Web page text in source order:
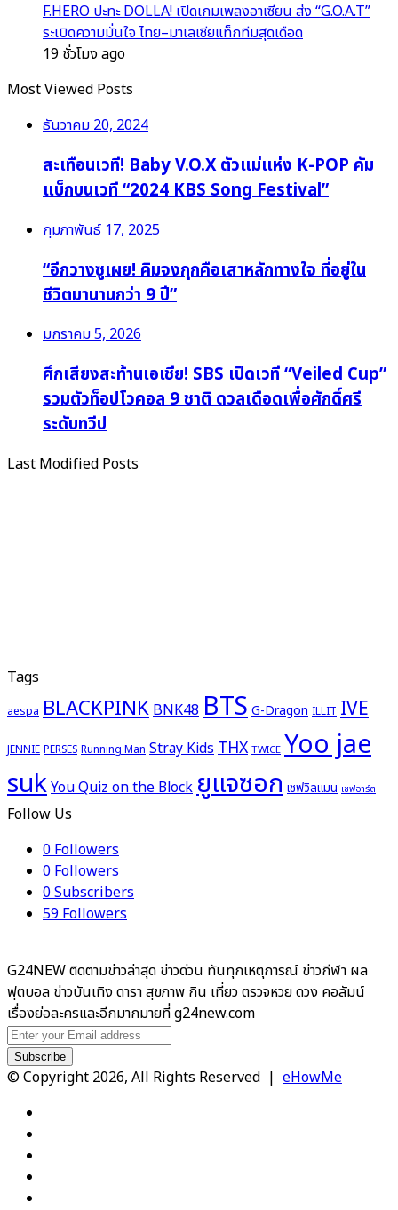
F.HERO ปะทะ DOLLA! เปิดเกมเพลงอาเซียน ส่ง “G.O.A.T”
ระเบิดความมั่นใจ ไทย–มาเลเซียแท็กทีมสุดเดือด
19 ชั่วโมง ago
Most Viewed Posts
ธันวาคม 20, 2024
สะเทือนเวที! Baby V.O.X ตัวแม่แห่ง K-POP คัม
แบ็กบนเวที “2024 KBS Song Festival”
กุมภาพันธ์ 17, 2025
“อีกวางซูเผย! คิมจงกุกคือเสาหลักทางใจ ที่อยู่ใน
ชีวิตมานานกว่า 9 ปี”
มกราคม 5, 2026
ศึกเสียงสะท้านเอเชีย! SBS เปิดเวที “Veiled Cup”
รวมตัวท็อปโวคอล 9 ชาติ ดวลเดือดเพื่อศักดิ์ศรี
ระดับทวีป
Last Modified Posts
Tags
aespa BLACKPINK BNK48BTSG-Dragon ILLIT IVE
JENNIE PERSES Running Man Stray Kids THX TWICE Yoo jae
sukYou Quiz on the Blockยูแจซอก เชฟวิลแมน เชฟอาร์ต
Follow Us
0 Followers
0 Followers
0Subscribers
59 Followers
G24NEW ติดตามข่าวล่าสุด ข่าวด่วน ทันทุกเหตุการณ์ ข่าวกีฬา ผล
ฟุตบอล ข่าวบันเทิง ดารา สุขภาพ กิน เที่ยว ตรวจหวย ดวง คอลัมน์
เรื่องย่อละครและอีกมากมายที่ g24new.com
Enter
your
Email
© Copyright 2026, All Rights Reserved | eHowMe